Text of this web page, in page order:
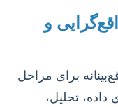
و
برای مراحل
تحلیل،